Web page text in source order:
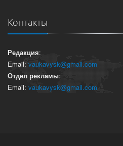
Контакты
Редакция:
Email: vaukavysk@gmail.com
Отдел рекламы:
Email: vaukavysk@gmail.com